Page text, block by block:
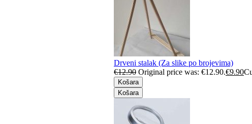
Drveni stalak (Za slike po brojevima)
€12.90 Original price was: €12.90.€9.90
Košara
Košara